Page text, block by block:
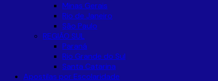
Minas Gerais
Rio de Janeiro
São Paulo
REGIÃO SUL
Paraná
Rio Grande do Sul
Santa Catarina
Apostilas por Escolaridade